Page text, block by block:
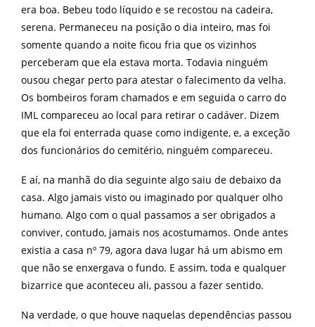
era boa. Bebeu todo líquido e se recostou na cadeira,
serena. Permaneceu na posição o dia inteiro, mas foi
somente quando a noite ficou fria que os vizinhos
perceberam que ela estava morta. Todavia ninguém
ousou chegar perto para atestar o falecimento da velha.
Os bombeiros foram chamados e em seguida o carro do
IML compareceu ao local para retirar o cadáver. Dizem
que ela foi enterrada quase como indigente, e, a exceção
dos funcionários do cemitério, ninguém compareceu.
E aí, na manhã do dia seguinte algo saiu de debaixo da
casa. Algo jamais visto ou imaginado por qualquer olho
humano. Algo com o qual passamos a ser obrigados a
conviver, contudo, jamais nos acostumamos. Onde antes
existia a casa nº 79, agora dava lugar há um abismo em
que não se enxergava o fundo. E assim, toda e qualquer
bizarrice que aconteceu ali, passou a fazer sentido.
Na verdade, o que houve naquelas dependências passou